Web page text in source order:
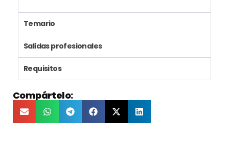
Temario
Salidas profesionales
Requisitos
Compártelo: